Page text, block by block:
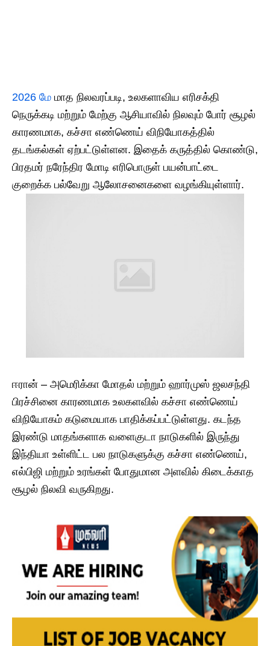
2026 மே மாத நிலவரப்படி, உலகளாவிய எரிசக்தி
நெருக்கடி மற்றும் மேற்கு ஆசியாவில் நிலவும் போர் சூழல்
காரணமாக, கச்சா எண்ணெய் விநியோகத்தில்
தடங்கல்கள் ஏற்பட்டுள்ளன. இதைக் கருத்தில் கொண்டு,
பிரதமர் நரேந்திர மோடி எரிபொருள் பயன்பாட்டை
குறைக்க பல்வேறு ஆலோசனைகளை வழங்கியுள்ளார்.
ஈரான் – அமெரிக்கா மோதல் மற்றும் ஹார்முஸ் ஜலசந்தி
பிரச்சினை காரணமாக உலகளவில் கச்சா எண்ணெய்
விநியோகம் கடுமையாக பாதிக்கப்பட்டுள்ளது. கடந்த
இரண்டு மாதங்களாக வளைகுடா நாடுகளில் இருந்து
இந்தியா உள்ளிட்ட பல நாடுகளுக்கு கச்சா எண்ணெய்,
எல்பிஜி மற்றும் உரங்கள் போதுமான அளவில் கிடைக்காத
சூழல் நிலவி வருகிறது.